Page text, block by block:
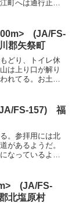
町へは通行止め
号線は途中狭い道
(JA/FS-
郡矢祭町
どり、トイレ休
は上り口が解り
れてる。お土産
がある。この左
...
FS-157) 福
。参拝用には北
があるようだ。
なっているよう
くには道路に面
に...
(JA/FS-
北塩原村